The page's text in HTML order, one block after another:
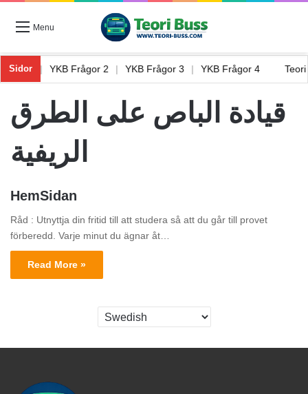
Menu
Sidor
1 YKB Frågor 2 YKB Frågor 3 YKB Frågor 4
قيادة الباص على الطرق
الريفية
HemSidan
Råd : Utnyttja din fritid till att studera så att du går till provet
förberedd. Varje minut du ägnar åt…
Read More »